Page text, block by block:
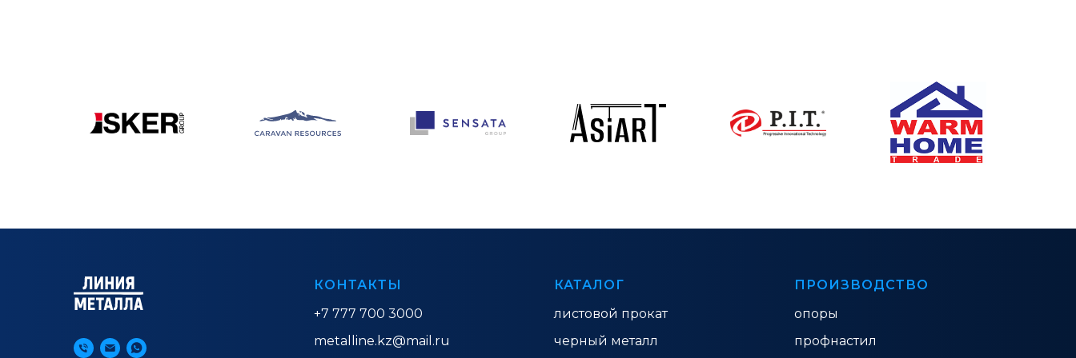
КОНТАКТЫ
+7 777 700 3000
metalline.kz@mail.ru
КАТАЛОГ
листовой прокат
черный металл
ПРОИЗВОДСТВО
опоры
профнастил